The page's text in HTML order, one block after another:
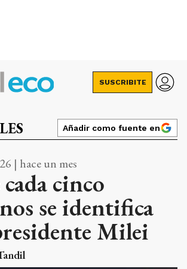
SUSCRIBITE
Añadir como fuente en
| hace un mes
cinco
se identifica
Milei